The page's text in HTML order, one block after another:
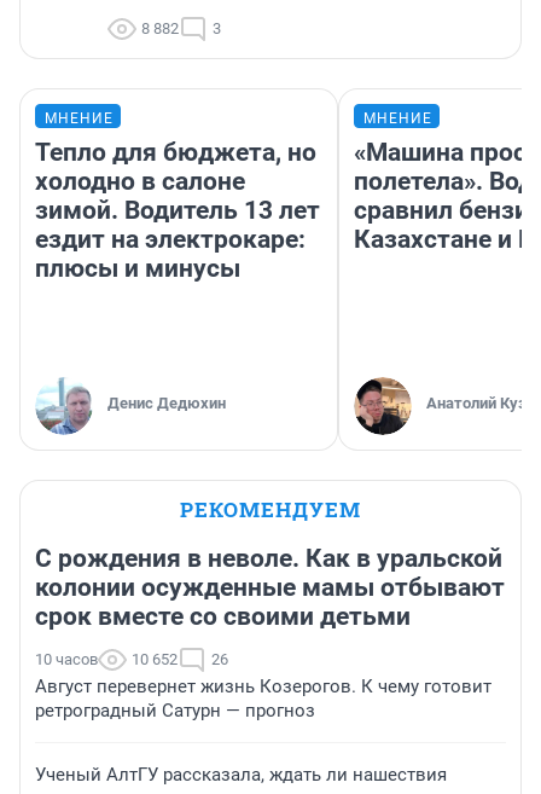
8 882 3
МНЕНИЕ
Тепло для бюджета, но
холодно в салоне
зимой. Водитель 13 лет
ездит на электрокаре:
плюсы и минусы
Денис Дедюхин
МНЕНИЕ
«Машина
полетела».
сравнил
Казахстане и
Анатолий
РЕКОМЕНДУЕМ
С рождения в неволе. Как в уральской
колонии осужденные мамы отбывают
срок вместе со своими детьми
10 часов 10 652 26
Август перевернет жизнь Козерогов. К чему готовит
ретроградный Сатурн — прогноз
Ученый АлтГУ рассказала, ждать ли нашествия